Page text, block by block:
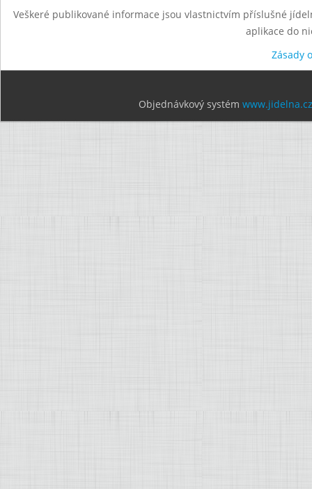
Veškeré publikované informace jsou vlastnictvím příslušné
aplikace do
Zásady
Objednávkový systém www.jidelna.cz